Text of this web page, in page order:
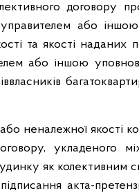
договору
або
та якості наданих
або іншою
неналежної якості
укладеного
як колективним
акта-